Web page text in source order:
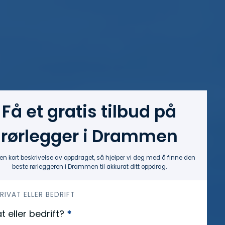
Få et gratis tilbud på
rørlegger i Drammen
kort beskrivelse av oppdraget, så hjelper vi deg med å finne den
beste rørleggeren i Drammen til akkurat ditt oppdrag.
ELLER BEDRIFT
eller bedrift? *